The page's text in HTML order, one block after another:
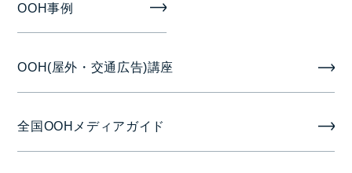
OOH事例
OOH(屋外・交通広告)講座
全国OOHメディアガイド